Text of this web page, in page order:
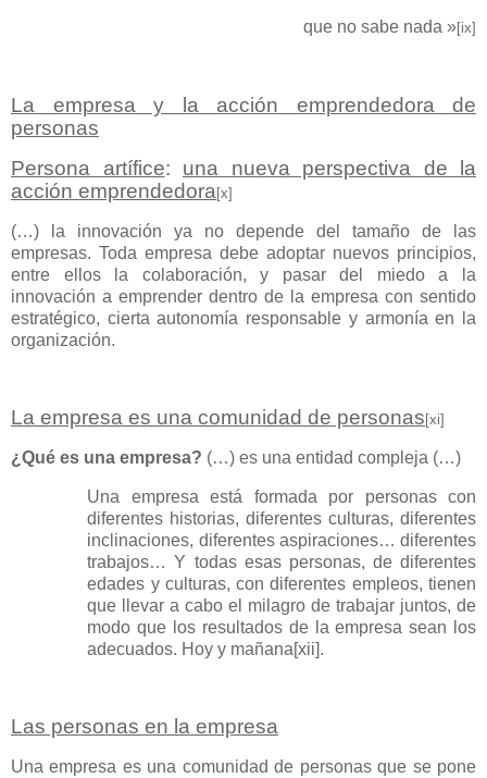
que no sabe nada »[ix]
La empresa y la acción emprendedora de
personas
Persona artífice: una nueva perspectiva de la
acción emprendedora[x]
(…) la innovación ya no depende del tamaño de las
empresas. Toda empresa debe adoptar nuevos principios,
entre ellos la colaboración, y pasar del miedo a la
innovación a emprender dentro de la empresa con sentido
estratégico, cierta autonomía responsable y armonía en la
organización.
La empresa es una comunidad de personas [xi]
¿Qué es una empresa? (…) es una entidad compleja (…)
Una empresa está formada por personas con
diferentes historias, diferentes culturas, diferentes
inclinaciones, diferentes aspiraciones… diferentes
trabajos… Y todas esas personas, de diferentes
edades y culturas, con diferentes empleos, tienen
que llevar a cabo el milagro de trabajar juntos, de
modo que los resultados de la empresa sean los
adecuados. Hoy y mañana[xii].
Las personas en la empresa
Una empresa es una comunidad de personas que se pone